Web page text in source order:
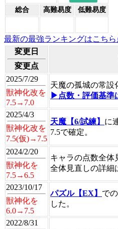
総合 高難易度 低難易度
最新の最強ランキングはこちら
変更日
変更点
2025/7/29
獣神化改を
7.5→7.0
天魔の孤城の常設
▶点数・評価基準
2025/4/3
獣神化改を
7.5(仮)→7.5
天魔【6/試練】 に
7.5で確定。
2024/2/20
獣神化を
7.5→6.5
キャラの点数全体
全体見直しの詳細
2023/10/17
獣神化を
6.0→7.5
パズル【EX】 で
した。
2022/8/31